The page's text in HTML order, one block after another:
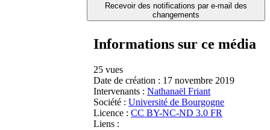
Recevoir des notifications par e-mail des
changements
Informations sur ce média
25 vues
Date de création : 17 novembre 2019
Intervenants : Nathanaël Friant
Société : Université de Bourgogne
Licence : CC BY-NC-ND 3.0 FR
Liens :